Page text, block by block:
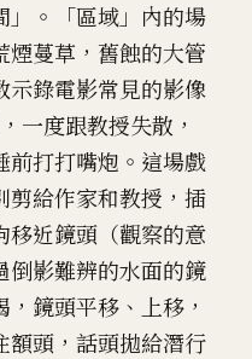
」。「區域」內的場
煙蔓草，舊蝕的大管
示錄電影常見的影像
一度跟教授失散，
前打打嘴炮。這場戲
剪給作家和教授，插
移近鏡頭（觀察的意
倒影難辨的水面的鏡
鏡頭平移、上移，
額頭，話頭拋給潛行